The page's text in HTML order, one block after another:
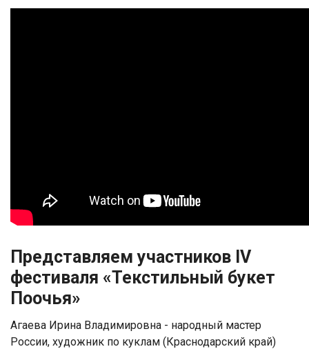
Представляем участников IV
фестиваля «Текстильный букет
Поочья»
Агаева Ирина Владимировна - народный мастер
России, художник по куклам (Краснодарский край)